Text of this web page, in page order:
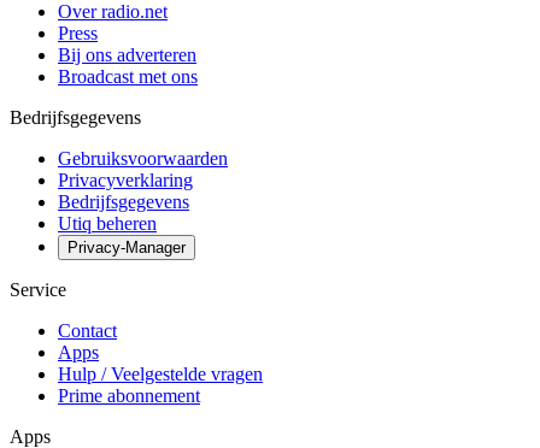
Over radio.net
Press
Bij ons adverteren
Broadcast met ons
Bedrijfsgegevens
Gebruiksvoorwaarden
Privacyverklaring
Bedrijfsgegevens
Utiq beheren
Privacy-Manager
Service
Contact
Apps
Hulp / Veelgestelde vragen
Prime abonnement
Apps